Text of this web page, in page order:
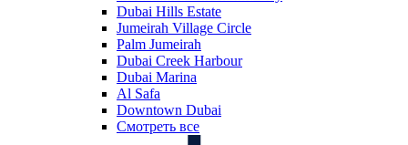
Dubai Hills Estate
Jumeirah Village Circle
Palm Jumeirah
Dubai Creek Harbour
Dubai Marina
Al Safa
Downtown Dubai
Смотреть все